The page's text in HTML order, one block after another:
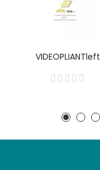
VIDEOPLIANTleft